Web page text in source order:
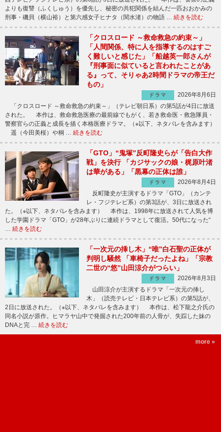
よりも復讐（ふくしゅう）を優先し、秘密の共犯関係を結んだ一匹おおかみの
刑事・磯貝（横山裕）と第六感女子ヒナタ（関水渚）の物語 … 続きを読む
「クロスロード ～救命救急の約束～」
「人間関係、特に人を指導するのはすご
く難しいと感じた」「船越英一郎さんが
『刑事面に似ていると言われたことがあ
る』って、そりゃあ2時間ドラマの帝王だ
もの」
ドラマ
2026年8月6日
「クロスロード ～救命救急の約束～」（テレビ朝日系）の第5話が4日に放送
された。 本作は、救命救急医療の最前線でもがく、若き救命医・救急隊員・
警察官らの正義と成長を描く本格医療ドラマ。（※以下、ネタバレを含みます）
遥（今田美桜）や桐 … 続きを読む
「GTO」“鬼塚”反町隆史らが「告白大作
戦」を決行 「カジサックの娘・梶原叶渚
は華がある」「黒幕の正体は誰」
ドラマ
2026年8月4日
反町隆史が主演するドラマ「GTO」（カンテ
レ・フジテレビ系）の第3話が、3日に放送され
た。（※以下、ネタバレを含みます） 本作は、1998年に放送されて人気を博
した学園ドラマ「GTO」が28年ぶりに連続ドラマとして復活。50代になった“
続きを読む
「一次元の挿し木」“唯”白石聖の正体が
判明し騒然 「車椅子だったよね」「宗教
二世の“悠”山田涼介がつらい」
ドラマ
2026年8月3日
山田涼介が主演するドラマ「一次元の挿し
木」（読売テレビ・日本テレビ系）の第5話が、
2日に放送された。（※以下、ネタバレを含みます） 本作は、松下龍之介氏の
同名小説が原作。ヒマラヤ山中で発掘された200年前の人骨が、失踪した妹の
DNAと完 … 続きを読む
more »